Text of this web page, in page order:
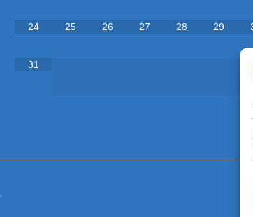
24 25 26 27 28 29
31